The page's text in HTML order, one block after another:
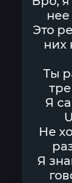
Это
них
Ты
Я
Не
Я